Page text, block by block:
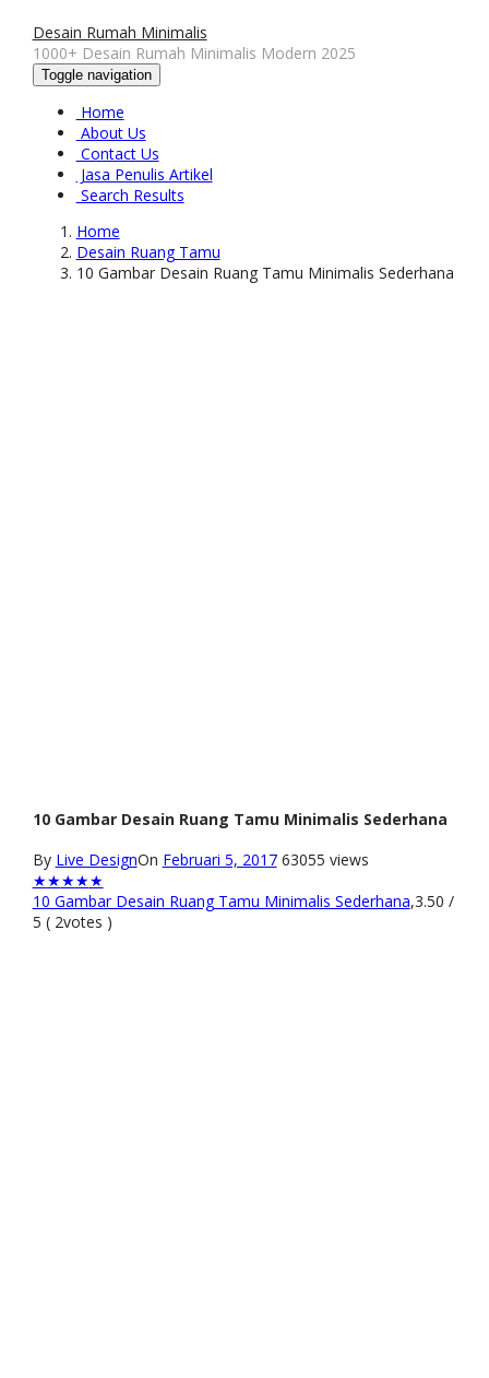
Desain Rumah Minimalis
1000+ Desain Rumah Minimalis Modern 2025
Toggle navigation
Home
About Us
Contact Us
Jasa Penulis Artikel
Search Results
Home
Desain Ruang Tamu
10 Gambar Desain Ruang Tamu Minimalis Sederhana
10 Gambar Desain Ruang Tamu Minimalis Sederhana
By Live DesignOn Februari 5, 2017 63055 views
★★★★★
10 Gambar Desain Ruang Tamu Minimalis Sederhana,3.50 /
5 ( 2votes )